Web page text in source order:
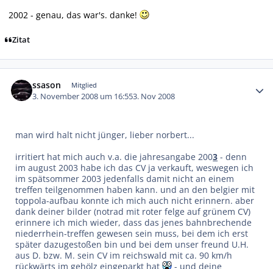
2002 - genau, das war's. danke!
Zitat
ssason Mitglied
3. November 2008 um 16:553. Nov 2008
man wird halt nicht jünger, lieber norbert...
irritiert hat mich auch v.a. die jahresangabe 2003 - denn
im august 2003 habe ich das CV ja verkauft, weswegen ich
im spätsommer 2003 jedenfalls damit nicht an einem
treffen teilgenommen haben kann. und an den belgier mit
toppola-aufbau konnte ich mich auch nicht erinnern. aber
dank deiner bilder (notrad mit roter felge auf grünem CV)
erinnere ich mich wieder, dass das jenes bahnbrechende
niederrhein-treffen gewesen sein muss, bei dem ich erst
später dazugestoßen bin und bei dem unser freund U.H.
aus D. bzw. M. sein CV im reichswald mit ca. 90 km/h
rückwärts im gehölz eingeparkt hat
- und deine